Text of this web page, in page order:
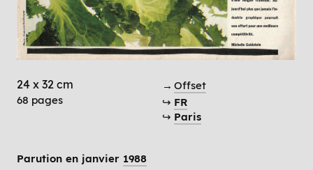
24 x 32 cm
68 pages
→ Offset
↪ FR
↪ Paris
Parution en janvier 1988